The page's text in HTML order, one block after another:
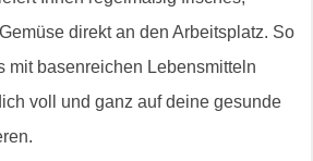
direkt an den Arbeitsplatz. So
mit basenreichen Lebensmitteln
voll und ganz auf deine gesunde